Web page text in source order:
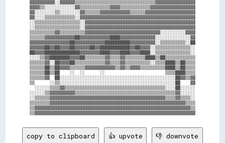
▓▓▓▓▓▓▓▓▓▓░░▓▓▓▓▓▓▒▒▒▒▒▒▒▒▒▒▒▒▒▒▒▒▒▒▒▒▒▒▒▒▒▒▒▒▒▒▒▒▓▓▓▓▓▓▓▓▓▓▓▓▓▓▓▓
▓▓▓▓▒▒░░░░░░░░░░░░▓▓▒▒▒▒▒▒▒▒▒▒▒▒▓▓▓▓▒▒▒▒▒▒▒▒▒▒▒▒▓▓▓▓▓▓▓▓▓▓▓▓▓▓▓▓▓▓
▓▓░░░░░░░░▒▒░░░░░░░░▓▓▒▒▒▒▒▒▓▓▓▓▓▓▓▓▓▓▓▓▒▒▒▒▒▒▓▓▓▓▓▓▓▓▓▓▓▓▓▓▓▓▓▓▓▓
▓▓░░░░▒▒▒▒▒▒▒▒▒▒▒▒░░▓▓▓▓▓▓▓▓▓▓▓▓▓▓▓▓▓▓▓▓▓▓▓▓▓▓▓▓▓▓▓▓▓▓▓▓▓▓▓▓▓▓▓▓▓▓
░░▒▒▒▒▒▒▒▒▒▒▒▒▒▒▒▒▒▒░░▓▓▓▓▓▓▓▓▓▓▓▓▓▓▓▓▓▓▓▓▓▓▓▓▓▓▓▓▓▓▓▓▓▓▓▓▓▓▓▓▓▓▓▓
░░▒▒▒▒▒▒▒▒▒▒▒▒▒▒▒▒▒▒░░▓▓▓▓▓▓▓▓▓▓▓▓▓▓▓▓▓▓▓▓▓▓▓▓▓▓▓▓▓▓▓▓▓▓▓▓▓▓▓▓▓▓▓▓
▒▒▒▒▒▒▒▒▒▒▓▓▒▒▒▒▒▒▒▒▒▒▓▓▓▓▓▓▓▓▓▓▓▓▓▓▓▓▓▓▓▓▓▓▓▓▓▓▓▓▓▓░░░░░░░░░░▓▓▓▓
▒▒▒▒▒▒▓▓▓▓▓▓▓▓▓▓▓▓██▓▓▓▓▓▓▓▓▓▓▓▓████▓▓▓▓▓▓▓▓▓▓▓▓▓▓░░░░░░░░░░░░░░▓▓
▓▓▓▓▓▓▓▓▓▓▓▓▓▓▓▓██▓▓▓▓▓▓▓▓▓▓▓▓██████████▓▓▓▓▓▓▓▓▓▓░░▒▒▒▒▒▒▒▒▒▒░░██
▓▓▓▓▓▓██▓▓██▓▓▓▓██▓▓▓▓▓▓██▓▓████████████▓▓██▓▓▓▓░░▒▒▒▒▒▒▒▒▒▒▒▒▒▒░░
██▓▓▓▓██████████████▓▓▓▓▓▓▓▓████▓▓▓▓████▓▓▓▓████░░▒▒▒▒▒▒▒▒▒▒▒▒▒▒░░
░░░░▒▒▓▓████████▓▓▓▓██▒▒▒▒▒▒▒▒▓▓▒▒▒▒▓▓▒▒▒▒▒▒▒▒████▒▒██▒▒▒▒▒▒▒▒▒▒▒▒
▒▒▒▒▒▒▓▓░░██▓▓▓▓██▒▒▒▒▒▒▒▒▒▒▒▒▓▓▒▒▒▒▓▓▒▒▒▒▒▒▒▒▒▒░░▒▒▒▒████▒▒██▒▒▒▒
▒▒▒▒▒▒██▒▒██▓▓▓▓▒▒▒▒▒▒▓▓▓▓▓▓▓▓▓▓▓▓▒▒▓▓▒▒▓▓▓▓▒▒▒▒▒▒▒▒▒▒████▒▒██▒▒▒▒
▒▒▒▒▒▒██▒▒██    ░░  ░░      ░░                        ▒▒▒▒████▒▒▒▒
▒▒▒▒▒▒▓▓  ██░░░░░░░░░░░░░░░░░░░░░░░░░░░░░░░░░░░░░░░░░░░░░░██▓▓▒▒▓▓
▒▒      ░░▒▒░░░░░░░░░░░░░░░░░░░░░░░░░░░░░░░░░░░░░░░░░░░░░░██    ▓▓
  ░░░░░░▒▒▒▒▓▓▒▒▒▒▒▒▒▒▒▒▒▒▒▒▒▒▒▒▒▒▒▒▒▒▒▒▒▒▒▒▒▒▒▒▒▒▒▒▒▒░░░░██░░░░░░
░░░░░░▒▒▓▓▓▓▓▓▓▓▓▓▒▒▒▒▒▒▒▒▒▒▒▒▒▒▒▒▒▒▒▒▒▒▒▒▒▒▒▒▒▒▒▒▒▒▒▒▒▒▒▒▓▓░░░░░░
░░▒▒▒▒▒▒▓▓▓▓▓▓▓▓▓▓▓▓▓▓▓▓▓▓▓▓▓▓▓▓▓▓▓▓▓▓▓▓▓▓▓▓▓▓▓▓▓▓▓▓▓▓▒▒▒▒▓▓▒▒▒▒░░
▒▒▒▒▒▒▒▒▓▓▓▓▓▓▓▓▓▓▓▓▓▓▓▓▓▓▓▓▓▓▓▓▓▓▓▓▓▓▓▓▓▓▓▓▓▓▓▓▓▓▓▓▓▓▓▓▓▓▓▓▓▓▒▒▒▒
▒▒▓▓▓▓▓▓▓▓▓▓▓▓▓▓▓▓▓▓▓▓▓▓▓▓▓▓▓▓▓▓▓▓▓▓▓▓▓▓▓▓▓▓▓▓▓▓▓▓▓▓▓▓▓▓▓▓▓▓▓▓▓▓▒▒
copy to clipboard 👍 upvote 👎 downvote